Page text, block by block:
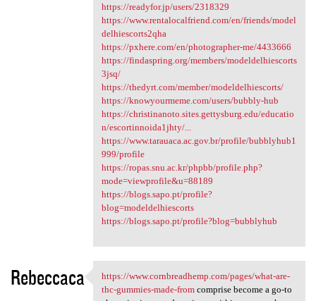
https://readyfor.jp/users/2318329
https://www.rentalocalfriend.com/en/friends/model
delhiescorts2qha
https://pxhere.com/en/photographer-me/4433666
https://findaspring.org/members/modeldelhiescorts
3jsq/
https://thedyrt.com/member/modeldelhiescorts/
https://knowyourmeme.com/users/bubbly-hub
https://christinanoto.sites.gettysburg.edu/educatio
n/escortinnoida1jhty/...
https://www.tarauaca.ac.gov.br/profile/bubblyhub1
999/profile
https://ropas.snu.ac.kr/phpbb/profile.php?
mode=viewprofile&u=88189
https://blogs.sapo.pt/profile?
blog=modeldelhiescorts
https://blogs.sapo.pt/profile?blog=bubblyhub
Rebeccaca https://www.cornbreadhemp.com
https://www.cornbreadhemp.com/pages/what-are-
thc-gummies-made-fromcomprise become a go-to